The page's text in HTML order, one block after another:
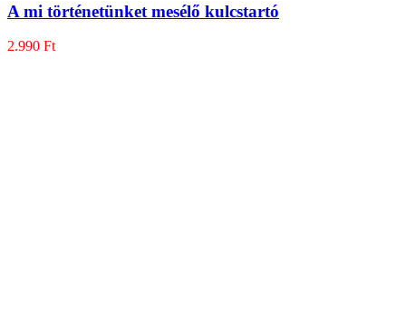
A mi történetünket mesélő kulcstartó
2.990 Ft